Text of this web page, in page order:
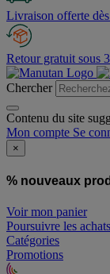
Livraison offerte
Retour gratuit sous
Chercher
Contenu du site
Mon compte Se
×
% nouveaux
Voir mon panier
Poursuivre les achats
Catégories
Promotions